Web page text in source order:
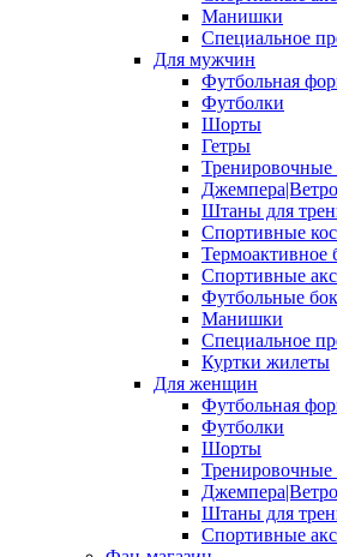
Манишки
Специальное
Для мужчин
Футбольная
Футболки
Шорты
Гетры
Тренировочные
Штаны для
Спортивные
Термоактивное
Спортивные
Футбольные
Манишки
Специальное
Куртки жилеты
Для женщин
Футбольная
Футболки
Шорты
Тренировочные
Штаны для
Спортивные